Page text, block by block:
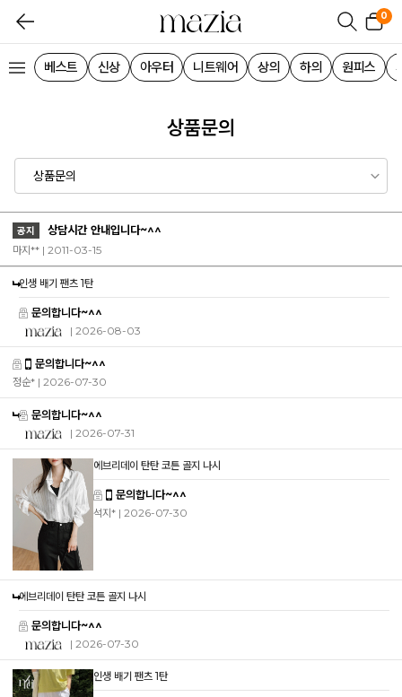
0
베스트 신상 아우터 니트웨어 상의 하의 원피스
상품문의
공지 상담시간 안내입니다~^^
마지** | 2011-03-15
인생 배기 팬츠 1탄
문의합니다~^^
| 2026-08-03
문의합니다~^^
정순* | 2026-07-30
문의합니다~^^
| 2026-07-31
에브리데이 탄탄 코튼 골지 나시
문의합니다~^^
석지* | 2026-07-30
에브리데이 탄탄 코튼 골지 나시
문의합니다~^^
| 2026-07-30
인생 배기 팬츠 1탄